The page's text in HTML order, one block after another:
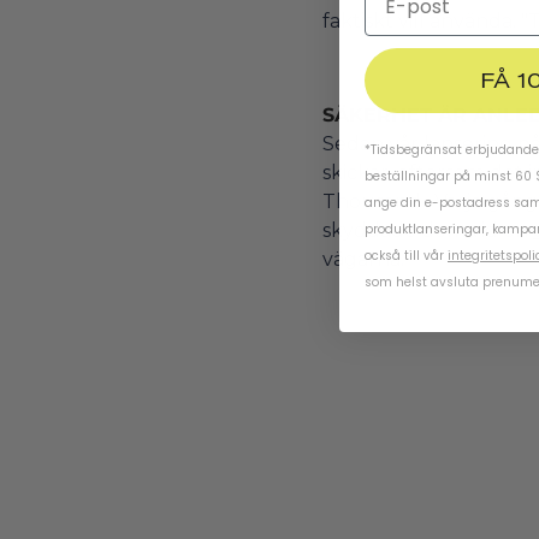
faktiskt vill använda.
SÄKERHET ÄR
Sedan vår lansering
skickar, eftersom det
Thousand . Varje
skyddade dem vid en
vägarna.
FÅ
*Tidsbegränsat
beställningar på minst 60
ange din e-postadress
produktlanseringar,
också till vår
som helst avsluta